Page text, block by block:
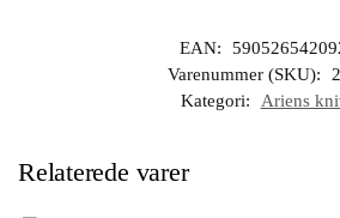
EAN:
Varenummer (SKU):
Kategori:
Ariens
Relaterede varer